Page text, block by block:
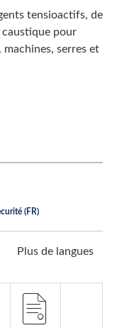
tensioactifs, de
caustique pour
serres et
(FR)
Plus de langues